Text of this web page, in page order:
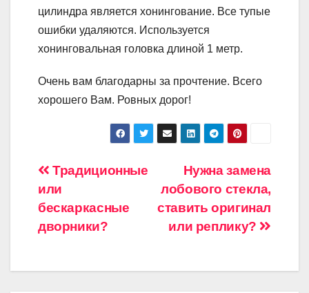
цилиндра является хонингование. Все тупые
ошибки удаляются. Используется
хонинговальная головка длиной 1 метр.
Очень вам благодарны за прочтение. Всего
хорошего Вам. Ровных дорог!
Навигация
по
записям
Нужна замена
лобового стекла,
ставить оригинал
или реплику?
Традиционные
или
бескаркасные
дворники?